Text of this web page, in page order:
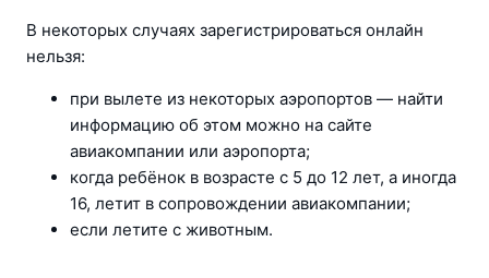
В некоторых случаях зарегистрироваться онлайн
нельзя:
при вылете из некоторых аэропортов — найти
информацию об этом можно на сайте
авиакомпании или аэропорта;
когда ребёнок в возрасте с 5 до 12 лет, а иногда
16, летит в сопровождении авиакомпании;
если летите с животным.